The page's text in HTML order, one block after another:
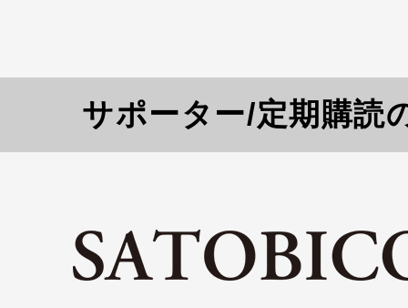
サポーター/定期購読